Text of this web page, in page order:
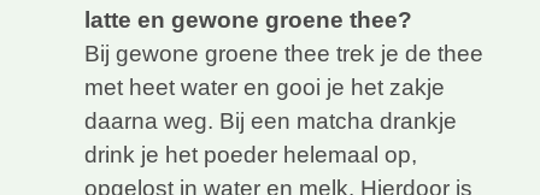
latte en gewone groene thee?
Bij gewone groene thee trek je de thee
met heet water en gooi je het zakje
daarna weg. Bij een matcha drankje
drink je het poeder helemaal op,
opgelost in water en melk. Hierdoor is